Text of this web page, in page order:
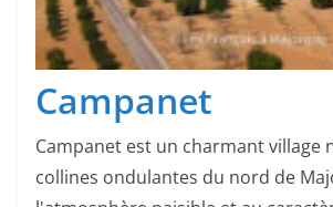
Campanet
Campanet est un charmant village
collines ondulantes du nord de